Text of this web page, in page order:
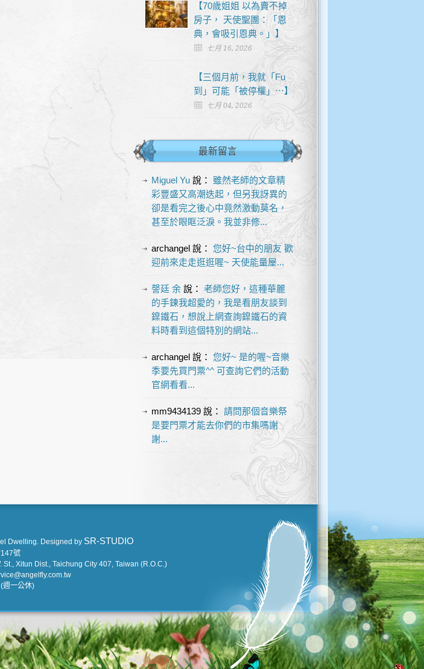
【70歲姐姐 以為賣不掉
房子， 天使聖團：「恩
典，會吸引恩典。」】
七月 16, 2026
【三個月前，我就「Fu
到」可能「被停權」⋯】
七月 04, 2026
最新留言
Miguel Yu說： 雖然老師的文章精
彩豐盛又高潮迭起，但另我訝異的
卻是看完之後心中竟然激動莫名，
甚至於眼眶泛淚。我並非修...
archangel說： 您好~台中的朋友 歡
迎前來走走逛逛喔~ 天使能量屋...
謦廷 余說： 老師您好，這種華麗
的手鍊我超愛的，我是看朋友談到
鎳鐵石，想說上網查詢鎳鐵石的資
料時看到這個特別的網站...
archangel說： 您好~ 是的喔~音樂
季要先買門票^^ 可查詢它們的活動
官網看看...
mm9434139說： 請問那個音樂祭
是要門票才能去你們的市集嗎謝
謝...
Dwelling. Designed by SR-STUDIO
147號
Xitun Dist., Taichung City 407, Taiwan (R.O.C.)
週一公休)